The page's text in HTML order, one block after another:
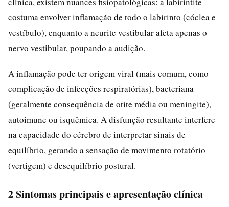
costuma envolver inflamação de todo o labirinto (cóclea e
vestíbulo), enquanto a neurite vestibular afeta apenas o
nervo vestibular, poupando a audição.
A inflamação pode ter origem viral (mais comum, como
complicação de infecções respiratórias), bacteriana
(geralmente consequência de otite média ou meningite),
autoimune ou isquêmica. A disfunção resultante interfere
na capacidade do cérebro de interpretar sinais de
equilíbrio, gerando a sensação de movimento rotatório
(vertigem) e desequilíbrio postural.
2 Sintomas principais e apresentação clínica